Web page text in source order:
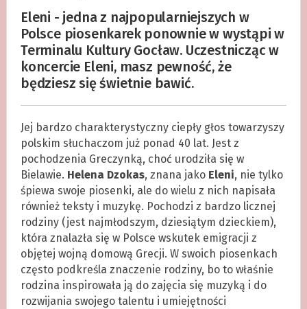
Eleni - jedna z najpopularniejszych w
Polsce piosenkarek ponownie w wystąpi w
Terminalu Kultury Gocław. Uczestnicząc w
koncercie Eleni, masz pewność, że
będziesz się świetnie bawić.
Jej bardzo charakterystyczny ciepły głos towarzyszy
polskim słuchaczom już ponad 40 lat. Jest z
pochodzenia Greczynką, choć urodziła się w
Bielawie. Helena Dzokas, znana jako Eleni, nie tylko
śpiewa swoje piosenki, ale do wielu z nich napisała
również teksty i muzykę. Pochodzi z bardzo licznej
rodziny (jest najmłodszym, dziesiątym dzieckiem),
która znalazła się w Polsce wskutek emigracji z
objętej wojną domową Grecji. W swoich piosenkach
często podkreśla znaczenie rodziny, bo to właśnie
rodzina inspirowała ją do zajęcia się muzyką i do
rozwijania swojego talentu i umiejętności